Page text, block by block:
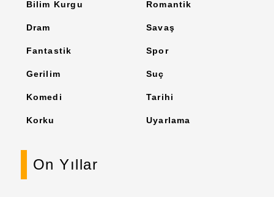
Bilim Kurgu
Dram
Fantastik
Gerilim
Komedi
Korku
Romantik
Savaş
Spor
Suç
Tarihi
Uyarlama
On Yıllar